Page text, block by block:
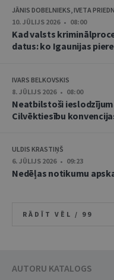
JĀNIS DOBELNIEKS, IVETA
10. JŪLIJS 2026 • 08:00
Kad valsts
datus: ko Igaunijas
IVARS BELKOVSKIS
8. JŪLIJS 2026 • 08:00
Neatbilstoši
Cilvēktiesību
ULDIS KRASTIŅŠ
6. JŪLIJS 2026 • 09:23
Nedēļas notikumu
RĀDĪT VĒL / 99
AUTORU KATALOGS